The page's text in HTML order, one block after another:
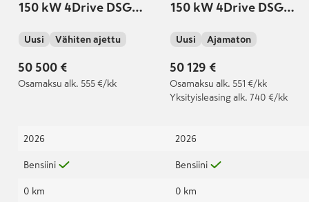
150 kW 4Drive DSG
150tkm
Uusi Vähiten ajettu
50 500 €
Osamaksu alk. 555 €/kk
2026
Bensiini
0 km
150 kW 4Drive DSG
Uusi Ajamaton
50 129 €
Osamaksu alk. 551 €/kk
Yksityisleasing alk. 740 €/kk
2026
Bensiini
0 km